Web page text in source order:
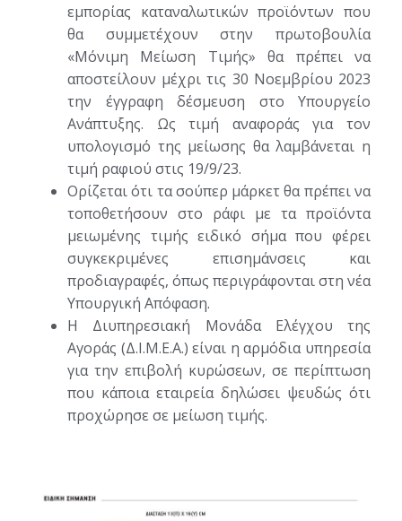
εμπορίας καταναλωτικών προϊόντων που
θα συμμετέχουν στην πρωτοβουλία
«Μόνιμη Μείωση Τιμής» θα πρέπει να
αποστείλουν μέχρι τις 30 Νοεμβρίου 2023
την έγγραφη δέσμευση στο Υπουργείο
Ανάπτυξης. Ως τιμή αναφοράς για τον
υπολογισμό της μείωσης θα λαμβάνεται η
τιμή ραφιού στις 19/9/23.
Ορίζεται ότι τα σούπερ μάρκετ θα πρέπει να
τοποθετήσουν στο ράφι με τα προϊόντα
μειωμένης τιμής ειδικό σήμα που φέρει
συγκεκριμένες επισημάνσεις και
προδιαγραφές, όπως περιγράφονται στη νέα
Υπουργική Απόφαση.
Η Διυπηρεσιακή Μονάδα Ελέγχου της
Αγοράς (Δ.Ι.Μ.Ε.Α.) είναι η αρμόδια υπηρεσία
για την επιβολή κυρώσεων, σε περίπτωση
που κάποια εταιρεία δηλώσει ψευδώς ότι
προχώρησε σε μείωση τιμής.